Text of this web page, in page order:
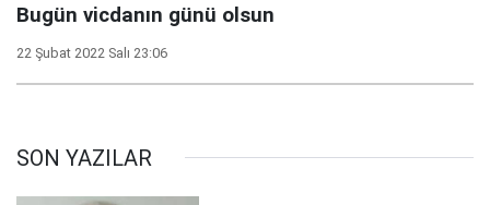
Bugün vicdanın günü olsun
22 Şubat 2022 Salı 23:06
SON YAZILAR